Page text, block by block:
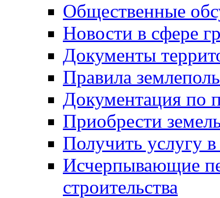
Общественные
Новости в сфере
Документы
Правила
Документация по
Приобрести
Получить услугу в
Исчерпывающие
строительства